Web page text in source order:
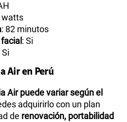
watts
: 82 minutos
: Si
Si
Air en Perú
Air puede variar según el
adquirirlo con un plan
de renovación, portabilidad